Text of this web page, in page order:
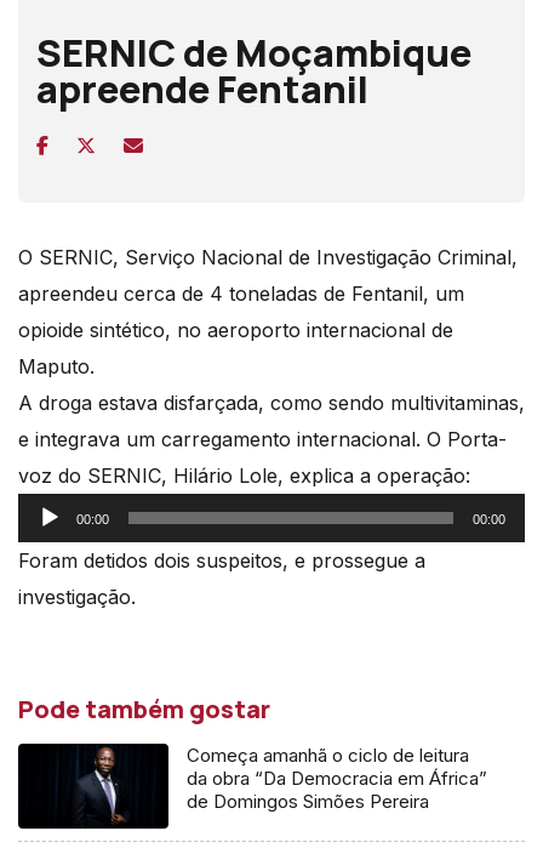
SERNIC de Moçambique
apreende Fentanil
O SERNIC, Serviço Nacional de Investigação Criminal,
apreendeu cerca de 4 toneladas de Fentanil, um
opioide sintético, no aeroporto internacional de
Maputo.
A droga estava disfarçada, como sendo multivitaminas,
e integrava um carregamento internacional. O Porta-
voz do SERNIC, Hilário Lole, explica a operação:
Reprodutor
de
00:00 00:00
Foram detidos dois suspeitos, e prossegue a
investigação.
Pode também gostar
Começa amanhã o ciclo de leitura
da obra “Da Democracia em África”
de Domingos Simões Pereira